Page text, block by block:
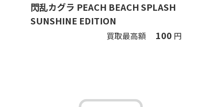
閃乱カグラ PEACH BEACH SPLASH
SUNSHINE EDITION
買取最高額 100 円